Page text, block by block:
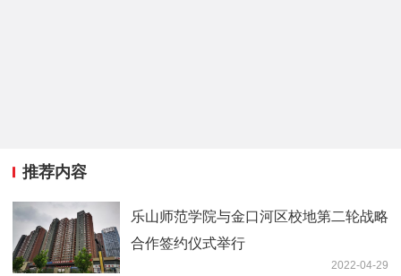
推荐内容
乐山师范学院与金口河区校地第二轮战略
合作签约仪式举行
2022-04-29